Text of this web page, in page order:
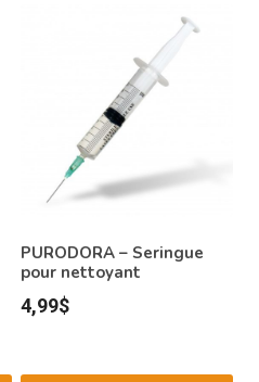
PURODORA – Seringue
pour nettoyant
4,99$